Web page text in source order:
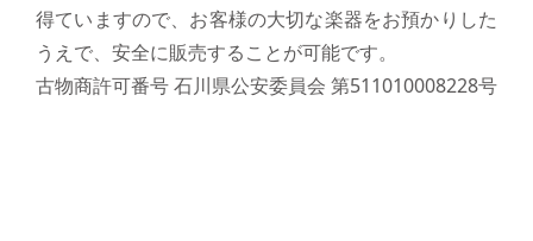
得ていますので、お客様の大切な楽器をお預かりした
うえで、安全に販売することが可能です。
古物商許可番号 石川県公安委員会 第511010008228号